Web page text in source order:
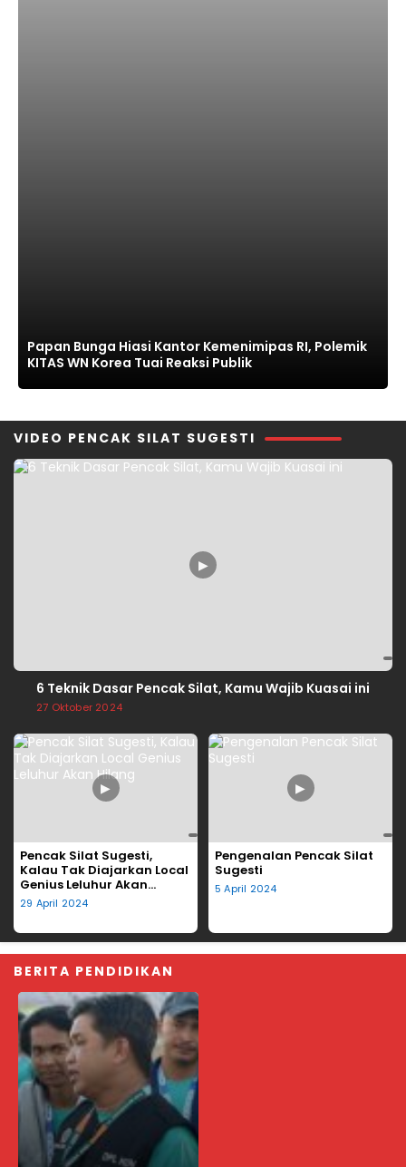
Papan Bunga Hiasi Kantor Kemenimipas RI, Polemik
KITAS WN Korea Tuai Reaksi Publik
VIDEO PENCAK SILAT SUGESTI
▶
6 Teknik Dasar Pencak Silat, Kamu Wajib Kuasai ini
27 Oktober 2024
▶
Pencak Silat Sugesti,
Kalau Tak Diajarkan Local
Genius Leluhur Akan
Hilang
29 April 2024
▶
Pengenalan Pencak Silat
Sugesti
5 April 2024
BERITA PENDIDIKAN